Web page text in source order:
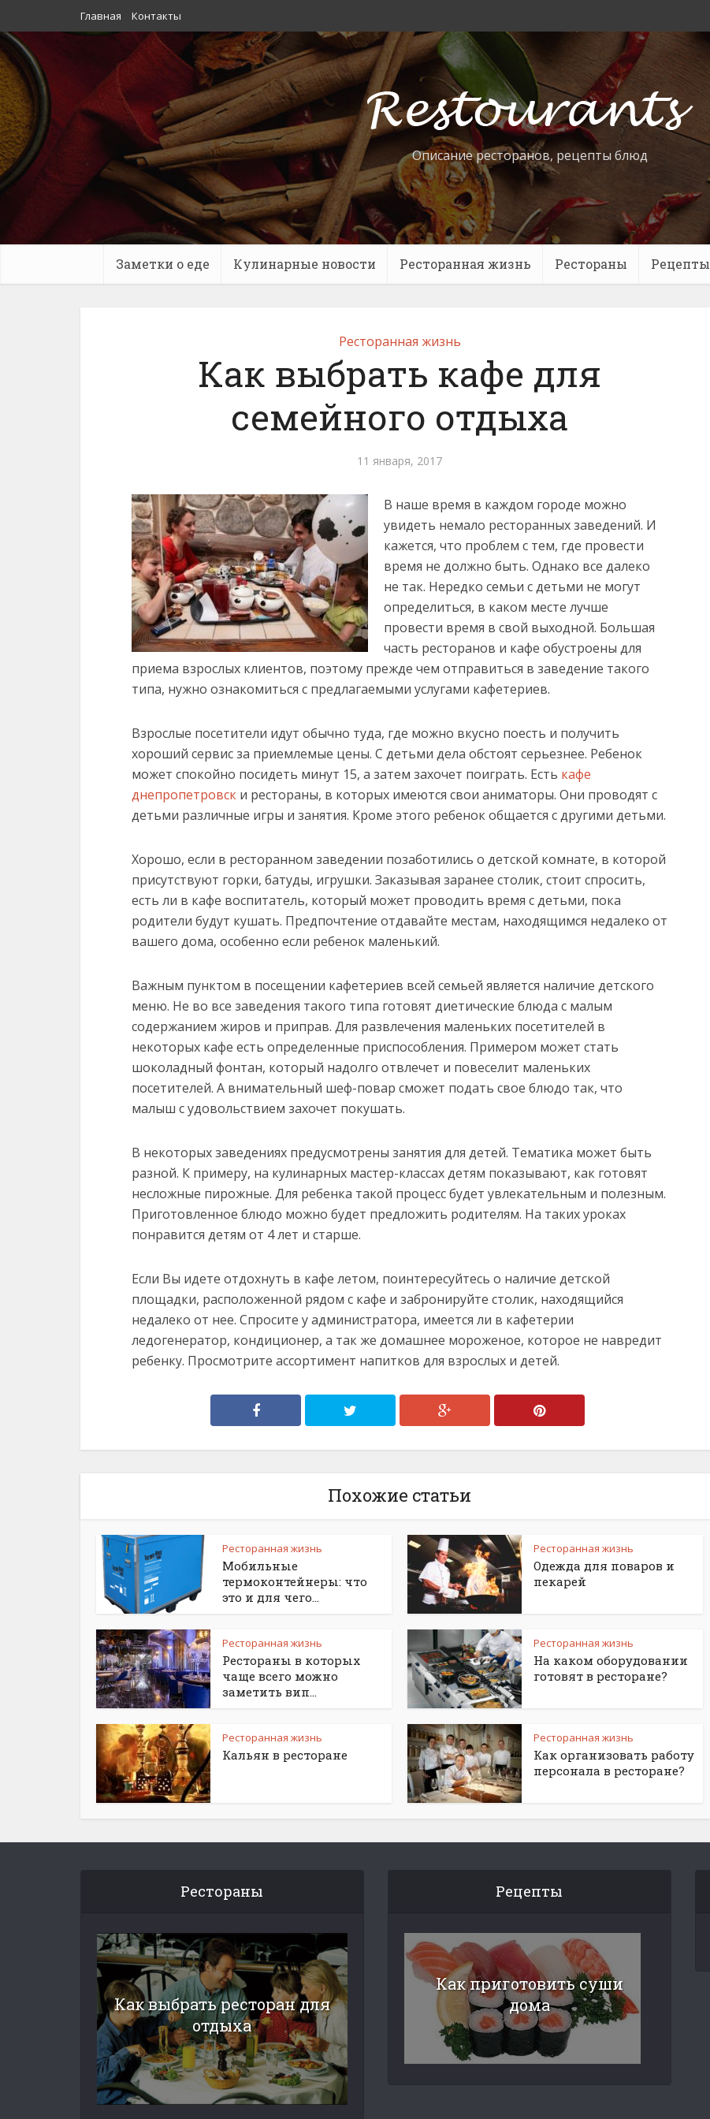
Главная Контакты
Описание ресторанов, рецепты блюд
Заметки о еде Кулинарные новости Ресторанная жизнь Рестораны Рецепты
Ресторанная жизнь
Как выбрать кафе для
семейного отдыха
11 января, 2017
В наше время в каждом городе можно
увидеть немало ресторанных заведений. И
кажется, что проблем с тем, где провести
время не должно быть. Однако все далеко
не так. Нередко семьи с детьми не могут
определиться, в каком месте лучше
провести время в свой выходной. Большая
часть ресторанов и кафе обустроены для
приема взрослых клиентов, поэтому прежде чем отправиться в заведение такого
типа, нужно ознакомиться с предлагаемыми услугами кафетериев.
Взрослые посетители идут обычно туда, где можно вкусно поесть и получить
хороший сервис за приемлемые цены. С детьми дела обстоят серьезнее. Ребенок
может спокойно посидеть минут 15, а затем захочет поиграть. Есть кафе
днепропетровск и рестораны, в которых имеются свои аниматоры. Они проводят с
детьми различные игры и занятия. Кроме этого ребенок общается с другими детьми.
Хорошо, если в ресторанном заведении позаботились о детской комнате, в которой
присутствуют горки, батуды, игрушки. Заказывая заранее столик, стоит спросить,
есть ли в кафе воспитатель, который может проводить время с детьми, пока
родители будут кушать. Предпочтение отдавайте местам, находящимся недалеко от
вашего дома, особенно если ребенок маленький.
Важным пунктом в посещении кафетериев всей семьей является наличие детского
меню. Не во все заведения такого типа готовят диетические блюда с малым
содержанием жиров и приправ. Для развлечения маленьких посетителей в
некоторых кафе есть определенные приспособления. Примером может стать
шоколадный фонтан, который надолго отвлечет и повеселит маленьких
посетителей. А внимательный шеф-повар сможет подать свое блюдо так, что
малыш с удовольствием захочет покушать.
В некоторых заведениях предусмотрены занятия для детей. Тематика может быть
разной. К примеру, на кулинарных мастер-классах детям показывают, как готовят
несложные пирожные. Для ребенка такой процесс будет увлекательным и полезным.
Приготовленное блюдо можно будет предложить родителям. На таких уроках
понравится детям от 4 лет и старше.
Если Вы идете отдохнуть в кафе летом, поинтересуйтесь о наличие детской
площадки, расположенной рядом с кафе и забронируйте столик, находящийся
недалеко от нее. Спросите у администратора, имеется ли в кафетерии
ледогенератор, кондиционер, а так же домашнее мороженое, которое не навредит
ребенку. Просмотрите ассортимент напитков для взрослых и детей.
Похожие статьи
Ресторанная жизнь
Мобильные
термоконтейнеры: что
это и для чего...
Ресторанная жизнь
Одежда для поваров и
пекарей
Ресторанная жизнь
Рестораны в которых
чаще всего можно
заметить вип...
Ресторанная жизнь
На каком оборудовании
готовят в ресторане?
Ресторанная жизнь
Кальян в ресторане
Ресторанная жизнь
Как организовать работу
персонала в ресторане?
Рестораны
Как выбрать ресторан для
отдыха
Рецепты
Как приготовить суши
дома